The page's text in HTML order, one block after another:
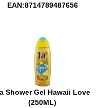
EAN:8714789487656
Shower Gel Hawaii Love
(250ML)